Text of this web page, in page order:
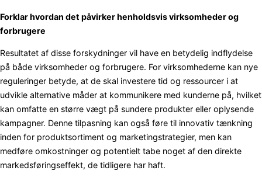
Forklar hvordan det påvirker henholdsvis virksomheder og
forbrugere
Resultatet af disse forskydninger vil have en betydelig indflydelse
på både virksomheder og forbrugere. For virksomhederne kan nye
reguleringer betyde, at de skal investere tid og ressourcer i at
udvikle alternative måder at kommunikere med kunderne på, hvilket
kan omfatte en større vægt på sundere produkter eller oplysende
kampagner. Denne tilpasning kan også føre til innovativ tænkning
inden for produktsortiment og marketingstrategier, men kan
medføre omkostninger og potentielt tabe noget af den direkte
markedsføringseffekt, de tidligere har haft.